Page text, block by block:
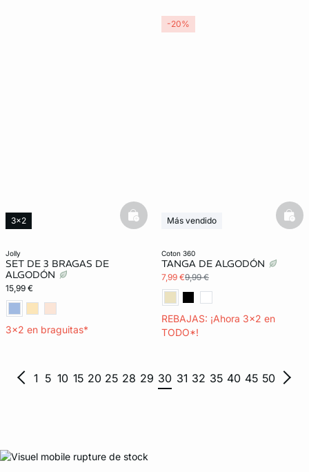
jolly
SET DE 3 BRAGAS DE
ALGODÓN
15,99 €
3x2 en braguitas*
3x2 basketfull
coton 360
TANGA DE ALGODÓN
7,99 €9,99 €
REBAJAS: ¡Ahora 3x2 en
TODO*!
Más vendido
-20%
1 5 10 15 20 25 28 29 30 31 32 35 40 45 50